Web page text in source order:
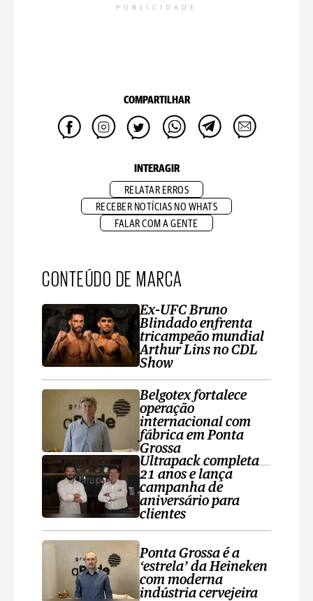
PUBLICIDADE
COMPARTILHAR
INTERAGIR
RELATAR ERROS
RECEBER NOTÍCIAS NO WHATS
FALAR COM A GENTE
CONTEÚDO DE MARCA
Ex-UFC Bruno
Blindado enfrenta
tricampeão mundial
Arthur Lins no CDL
Show
Belgotex fortalece
operação
internacional com
fábrica em Ponta
Grossa
Ultrapack completa
21 anos e lança
campanha de
aniversário para
clientes
Ponta Grossa é a
‘estrela’ da Heineken
com moderna
indústria cervejeira